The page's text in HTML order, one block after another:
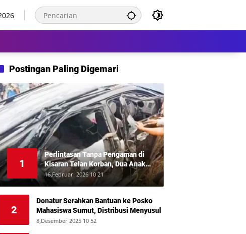
Postingan Paling Digemari
1
Perlintasan Tanpa Pengaman di
Kisaran Telan Korban, Dua Anak
Meninggal Disambar KA Putri Deli
16,Februari 2026 10 21
2
Donatur Serahkan Bantuan ke Posko
Mahasiswa Sumut, Distribusi Menyusul
8,Desember 2025 10 52